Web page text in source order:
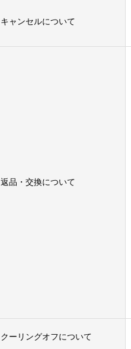
キャンセルについて
返品・交換について
クーリングオフについて